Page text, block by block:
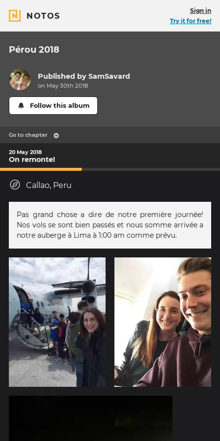
NOTOS
Sign in
Try it for free!
Pérou 2018
Published bySamSavard
on May 30th 2018
Follow this album
Go to chapter
20 May 2018
On remonte!
Callao, Peru
Pas grand chose a dire de notre première journée!
Nos vols se sont bien passés et nous somme arrivée a
notre auberge à Lima à 1:00 am comme prévu.